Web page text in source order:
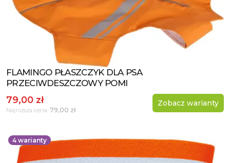
Zobacz produkt
FLAMINGO PŁASZCZYK DLA PSA
PRZECIWDESZCZOWY POMI
79,00 zł
Najniższa cena: 79,00 zł
Zobacz warianty
4 warianty